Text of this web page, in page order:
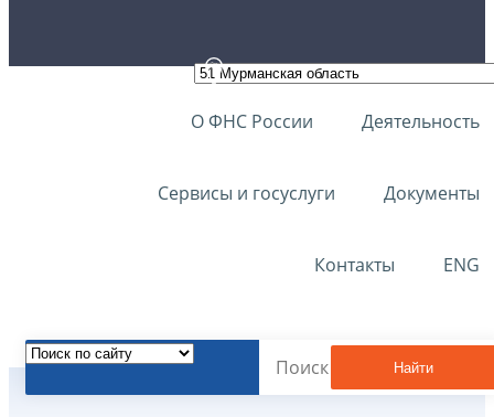
О ФНС России Деятельность
Сервисы и госуслуги Документы
Контакты ENG
Найти